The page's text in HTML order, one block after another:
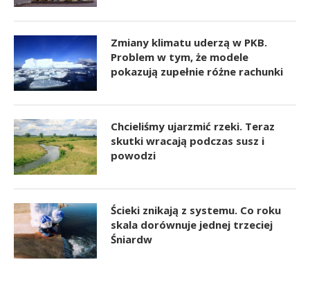
Zmiany klimatu uderzą w PKB.
Problem w tym, że modele
pokazują zupełnie różne rachunki
Chcieliśmy ujarzmić rzeki. Teraz
skutki wracają podczas susz i
powodzi
Ścieki znikają z systemu. Co roku
skala dorównuje jednej trzeciej
Śniardw